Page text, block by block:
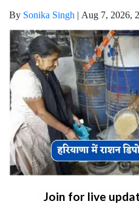
By Sonika Singh | Aug 7, 2026,
Join for live